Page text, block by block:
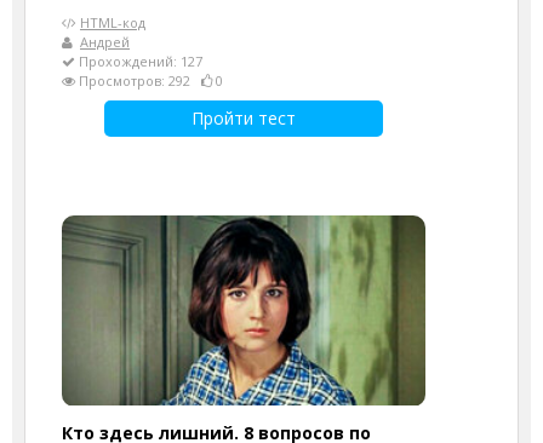
HTML-код
Андрей
Прохождений: 127
Просмотров: 292
0
Пройти тест
Кто здесь лишний. 8 вопросов по